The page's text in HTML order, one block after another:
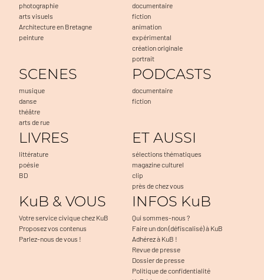
photographie
arts visuels
Architecture en Bretagne
peinture
documentaire
fiction
animation
expérimental
création originale
portrait
SCENES
musique
danse
théâtre
arts de rue
PODCASTS
documentaire
fiction
LIVRES
littérature
poésie
BD
ET AUSSI
sélections thématiques
magazine culturel
clip
près de chez vous
KuB & VOUS
Votre service civique chez KuB
Proposez vos contenus
Parlez-nous de vous !
INFOS KuB
Qui sommes-nous ?
Faire un don (défiscalisé) à KuB
Adhérez à KuB !
Revue de presse
Dossier de presse
Politique de confidentialité